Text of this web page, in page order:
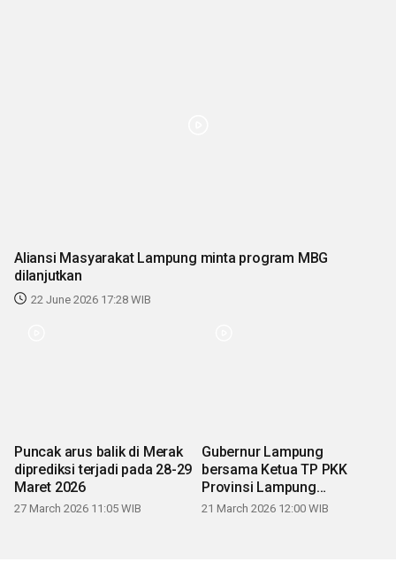
Aliansi Masyarakat Lampung minta program MBG
dilanjutkan
22 June 2026 17:28 WIB
Puncak arus balik di Merak
diprediksi terjadi pada 28-29
Maret 2026
27 March 2026 11:05 WIB
Gubernur Lampung
bersama Ketua TP PKK
Provinsi Lampung
mengucapkan Selamat Hari
21 March 2026 12:00 WIB